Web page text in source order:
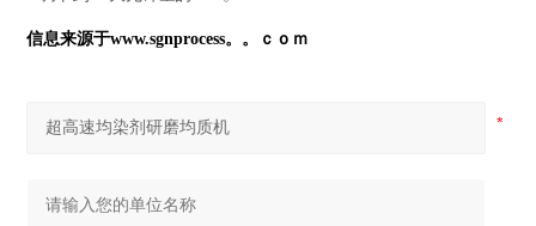
信息来源于www.sgnprocess。。ｃｏｍ